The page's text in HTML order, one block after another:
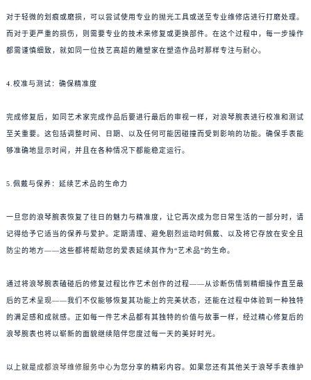
对于轻微的划痕或磨损，可以尝试使用专业的抛光工具或送至专业维修店进行打磨处理。
而对于更严重的损伤，则需要专业的技术来修复或更换部件。在这个过程中，每一步操作
都需谨慎细致，就如同一位技艺高超的雕塑家在塑造作品时那样专注与耐心。
4.校准与测试：确保精准度
完成修复后，如同艺术家完成作品后要进行最后的审视一样，对浪琴腕表进行校准和测试
至关重要。这包括调整时间、日期、以及任何可能因碰撞而受到影响的功能。确保手表能
够准确地显示时间，并且在各种情况下都能稳定运行。
5.佩戴与保养：延续艺术品的生命力
一旦您的浪琴腕表恢复了往日的魅力与精准度，让它再次成为您日常生活的一部分时，请
记得给予它适当的保养与爱护。定期清理、避免剧烈运动时佩戴、以及将它存放在安全且
防尘的地方——这些都将帮助您的爱表延续其作为“艺术品”的生命。
通过将浪琴腕表磕碰后的修复过程比作艺术创作的过程——从诊断伤情到精细操作直至最
后的艺术呈现——我们不仅能够恢复其功能上的完美状态，还能在过程中体验到一种独特
的满足感和成就感。正如每一件艺术品都有其独特的价值与故事一样，经过精心修复后的
浪琴腕表也将以崭新的面貌继续陪伴您度过每一天的美好时光。
以上就是成都浪琴维修服务中心为您分享的精彩内容。如果您还有其他关于浪琴手表维护